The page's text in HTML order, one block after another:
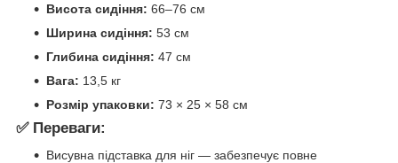
Висота сидіння: 66–76 см
Ширина сидіння: 53 см
Глибина сидіння: 47 см
Вага: 13,5 кг
Розмір упаковки: 73 × 25 × 58 см
✅ Переваги:
Висувна підставка для ніг — забезпечує повне